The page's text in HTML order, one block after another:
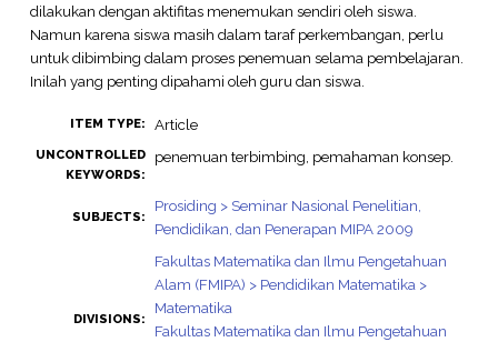
dilakukan dengan aktifitas menemukan sendiri oleh siswa.
Namun karena siswa masih dalam taraf perkembangan, perlu
untuk dibimbing dalam proses penemuan selama pembelajaran.
Inilah yang penting dipahami oleh guru dan siswa.
ITEM TYPE: Article
UNCONTROLLED
KEYWORDS:
penemuan terbimbing, pemahaman konsep.
SUBJECTS:
Prosiding > Seminar Nasional Penelitian,
Pendidikan, dan Penerapan MIPA 2009
DIVISIONS:
Fakultas Matematika dan Ilmu Pengetahuan
Alam (FMIPA) > Pendidikan Matematika >
Matematika
Fakultas Matematika dan Ilmu Pengetahuan